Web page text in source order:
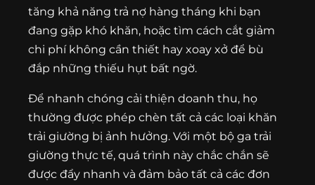
tăng khả năng trả nợ hàng tháng khi bạn
đang gặp khó khăn, hoặc tìm cách cắt giảm
chi phí không cần thiết hay xoay xở để bù
đắp những thiếu hụt bất ngờ.
Để nhanh chóng cải thiện doanh thu, họ
thường được phép chèn tất cả các loại khăn
trải giường bị ảnh hưởng. Với một bộ ga trải
giường thực tế, quá trình này chắc chắn sẽ
được đẩy nhanh và đảm bảo tất cả các đơn